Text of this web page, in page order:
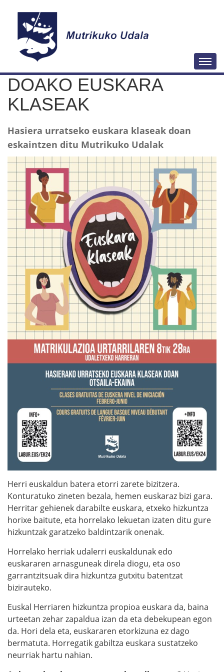
a
DOAKO EUSKARA
KLASEAK
Hasiera urratseko euskara klaseak doan
eskaintzen ditu Mutrikuko Udalak
Herri euskaldun batera etorri zarete bizitzera.
Konturatuko zineten bezala, hemen euskaraz bizi gara.
Herritar gehienek darabilte euskara, etxeko hizkuntza
horixe baitute, eta horrelako lekuetan izaten ditu gure
hizkuntzak garatzeko baldintzarik onenak.
Horrelako herriak udalerri euskaldunak edo
euskararen arnasguneak direla diogu, eta oso
garrantzitsuak dira hizkuntza gutxitu batentzat
bizirauteko.
Euskal Herriaren hizkuntza propioa euskara da, baina
urteetan zehar zapaldua izan da eta debekupean egon
da. Hori dela eta, euskararen etorkizuna ez dago
bermatuta. Horregatik gabiltza euskara sustatzeko
neurriak hartu nahian.